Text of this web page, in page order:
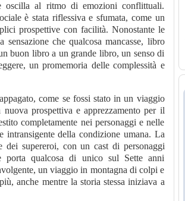
oscilla al ritmo di emozioni conflittuali.
è stata riflessiva e sfumata, come un
prospettive con facilità. Nonostante le
che qualcosa mancasse, libro
buon libro a un grande libro, un senso di
un promemoria delle complessità e
come se fossi stato in un viaggio
prospettiva e apprezzamento per il
completamente nei personaggi e nelle
intransigente della condizione umana. La
dei supereroi, con un cast di personaggi
qualcosa di unico sul Sette anni
un viaggio in montagna di colpi e
anche mentre la storia stessa iniziava a